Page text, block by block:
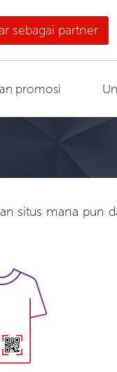
sebagai partner
promosi
situs mana pun